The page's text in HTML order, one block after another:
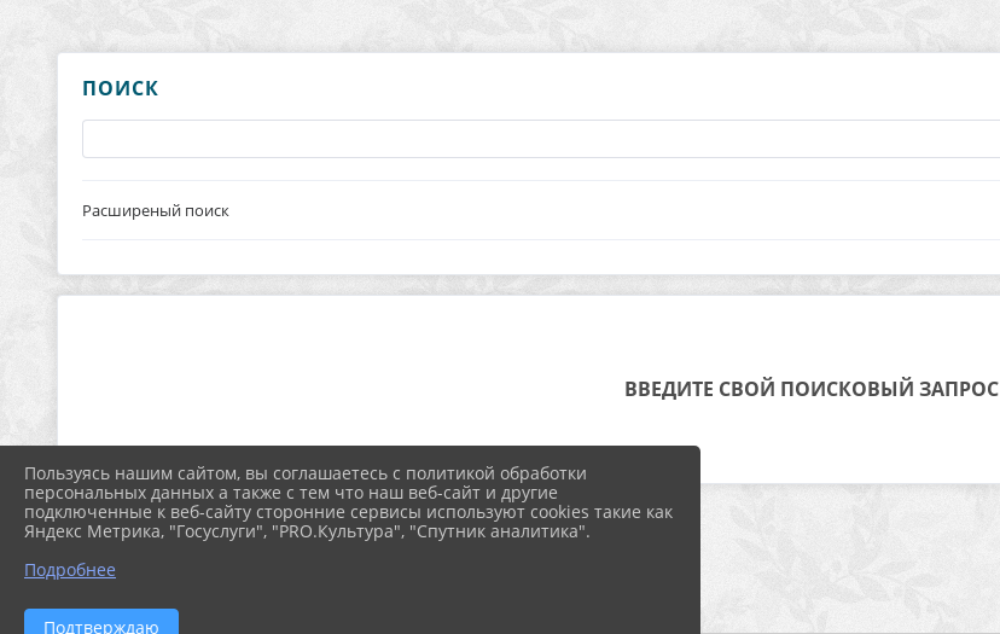
ПОИСК
Расширеный поиск
ВВЕДИТЕ СВОЙ ПОИСКОВЫЙ ЗАПРОС
Пользуясь нашим сайтом, вы соглашаетесь с политикой обработки
персональных данных а также с тем что наш веб-сайт и другие
подключенные к веб-сайту сторонние сервисы используют cookies такие как
Яндекс Метрика, "Госуслуги", "PRO.Культура", "Спутник аналитика".
Подробнее
Подтверждаю